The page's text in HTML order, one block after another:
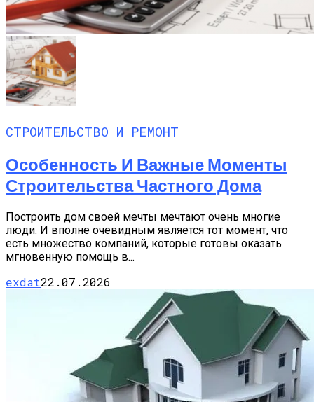
СТРОИТЕЛЬСТВО И РЕМОНТ
Особенность И Важные Моменты
Строительства Частного Дома
Построить дом своей мечты мечтают очень многие
люди. И вполне очевидным является тот момент, что
есть множество компаний, которые готовы оказать
мгновенную помощь в...
exdat22.07.2026